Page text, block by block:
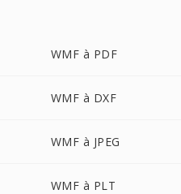
WMF à PDF
WMF à DXF
WMF à JPEG
WMF à PLT